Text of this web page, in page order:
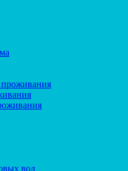
проживания
вод